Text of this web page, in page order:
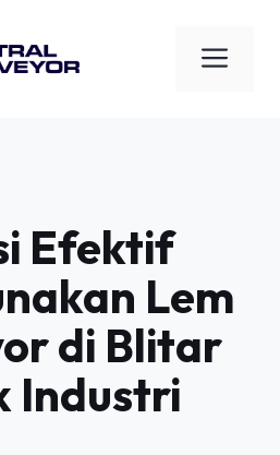
Efektif
Lem
di Blitar
Industri